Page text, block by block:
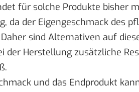
für solche Produkte bisher
da der Eigengeschmack des
sind Alternativen auf
der Herstellung zusätzliche
und das Endprodukt